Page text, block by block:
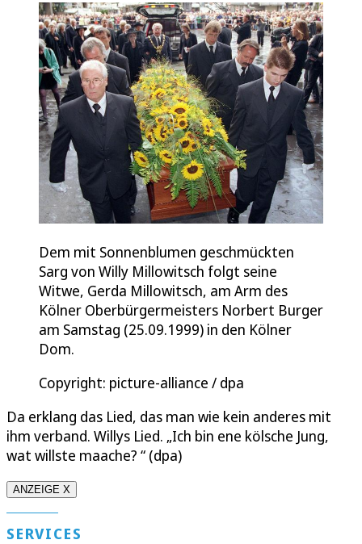
Dem mit Sonnenblumen geschmückten
Sarg von Willy Millowitsch folgt seine
Witwe, Gerda Millowitsch, am Arm des
Kölner Oberbürgermeisters Norbert Burger
am Samstag (25.09.1999) in den Kölner
Dom.
Copyright: picture-alliance / dpa
Da erklang das Lied, das man wie kein anderes mit
ihm verband. Willys Lied. „Ich bin ene kölsche Jung,
wat willste maache? “ (dpa)
ANZEIGE X
SERVICES